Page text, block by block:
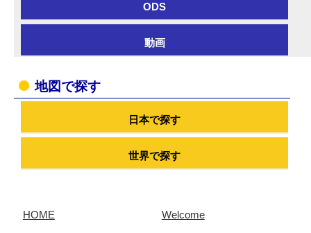
ODS
動画
地図で探す
日本で探す
世界で探す
HOME Welcome